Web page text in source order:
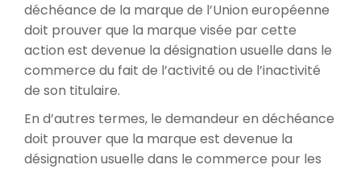
déchéance de la marque de l’Union européenne
doit prouver que la marque visée par cette
action est devenue la désignation usuelle dans le
commerce du fait de l’activité ou de l’inactivité
de son titulaire.
En d’autres termes, le demandeur en déchéance
doit prouver que la marque est devenue la
désignation usuelle dans le commerce pour les